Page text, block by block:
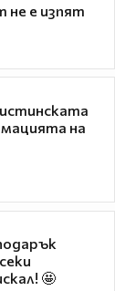
не е изпят
на
🤩